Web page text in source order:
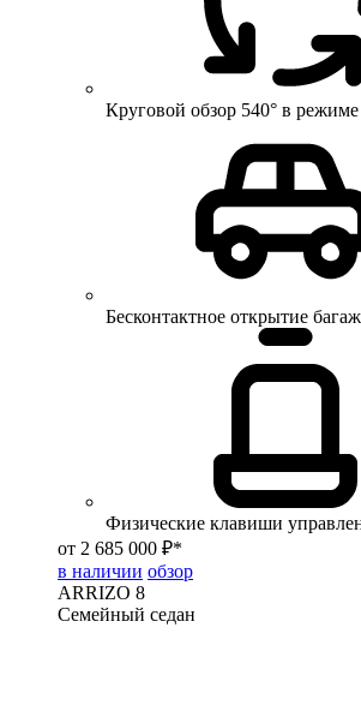
Круговой обзор 540° в
Бесконтактное открытие
Физические клавиши
от 2 685 000 ₽*
в наличии обзор
ARRIZO 8
Семейный седан